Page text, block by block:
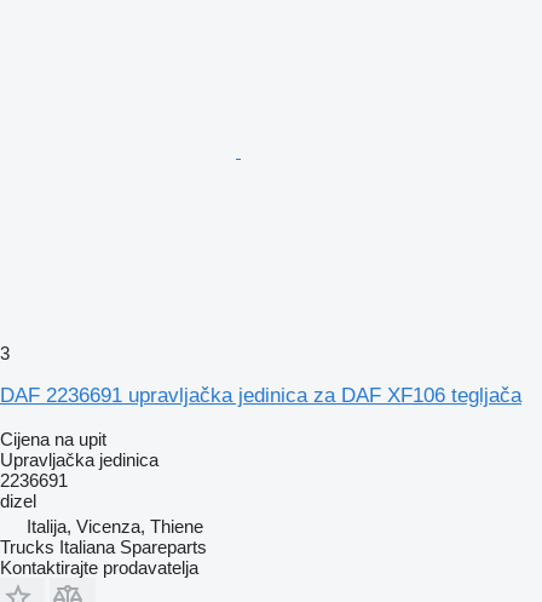
3
DAF 2236691 upravljačka jedinica za DAF XF106 tegljača
Cijena na upit
Upravljačka jedinica
2236691
dizel
Italija, Vicenza, Thiene
Trucks Italiana Spareparts
Kontaktirajte prodavatelja